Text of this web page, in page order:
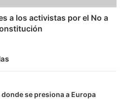
a los activistas por el No a
se presiona a Europa